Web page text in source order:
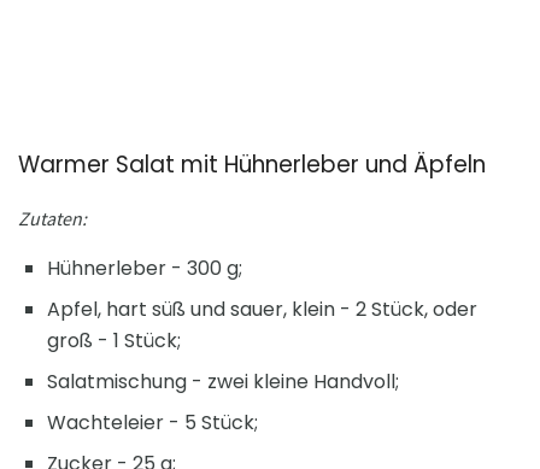
Warmer Salat mit Hühnerleber und Äpfeln
Zutaten:
Hühnerleber - 300 g;
Apfel, hart süß und sauer, klein - 2 Stück, oder
groß - 1 Stück;
Salatmischung - zwei kleine Handvoll;
Wachteleier - 5 Stück;